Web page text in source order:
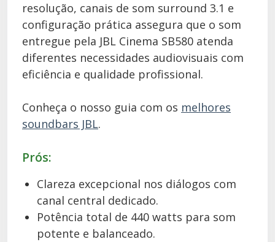
resolução, canais de som surround 3.1 e
configuração prática assegura que o som
entregue pela JBL Cinema SB580 atenda
diferentes necessidades audiovisuais com
eficiência e qualidade profissional.
Conheça o nosso guia com os melhores
soundbars JBL.
Prós:
Clareza excepcional nos diálogos com
canal central dedicado.
Potência total de 440 watts para som
potente e balanceado.